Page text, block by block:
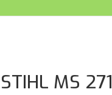
STIHL MS 271